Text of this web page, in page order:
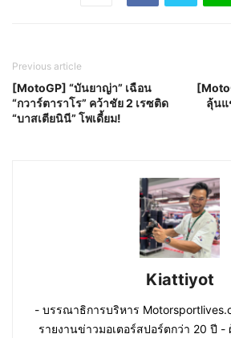
Previous article
[MotoGP] “บันยาญ่า” เฉือน
“กวาร์ตาราโร” คว้าชัย 2 เรซติด
“บาสเตียนินี” โพเดี้ยม!
ลุ้นแ
Kiattiyot
- บรรณาธิการบริหาร
รายงานข่าวมอเตอร์สปอร์ตกว่า 20 ปี -